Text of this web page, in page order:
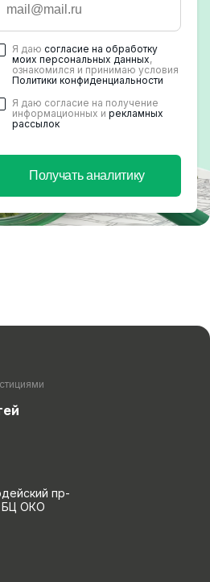
Я даю согласие на обработку
моих персональных данных,
ознакомился и принимаю условия
Политики конфиденциальности
Я даю согласие на получение
информационных и рекламных
рассылок
Получать аналитику
пр-
БЦ ОКО